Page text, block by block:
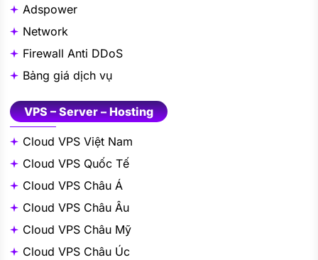
Adspower
Network
Firewall Anti DDoS
Bảng giá dịch vụ
VPS – Server – Hosting
Cloud VPS Việt Nam
Cloud VPS Quốc Tế
Cloud VPS Châu Á
Cloud VPS Châu Âu
Cloud VPS Châu Mỹ
Cloud VPS Châu Úc